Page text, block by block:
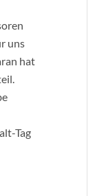
uns
hat
Tag